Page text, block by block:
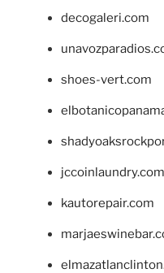
decogaleri.com
shoes-vert.com
jccoinlaundry.com
kautorepair.com